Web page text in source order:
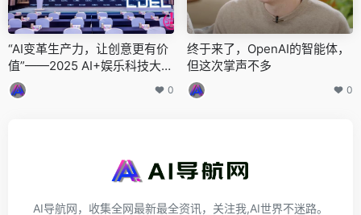
“AI变革生产力，让创意更有价
值”——2025 AI+娱乐科技大会
圆满召开 | ChinaJoy2025
0
终于来了，OpenAI的智能体，
但这次掌声不多
0
AI导航网，收集全网最新最全资讯，关注我,AI世界不迷路。